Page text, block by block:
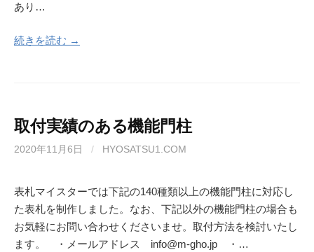
あり…
続きを読む →
取付実績のある機能門柱
2020年11月6日 / HYOSATSU1.COM
表札マイスターでは下記の140種類以上の機能門柱に対応し
た表札を制作しました。なお、下記以外の機能門柱の場合も
お気軽にお問い合わせくださいませ。取付方法を検討いたし
ます。 ・メールアドレス info@m-gho.jp ・…